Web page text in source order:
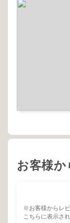
お客様
※お客様からレ
こちらに表示さ